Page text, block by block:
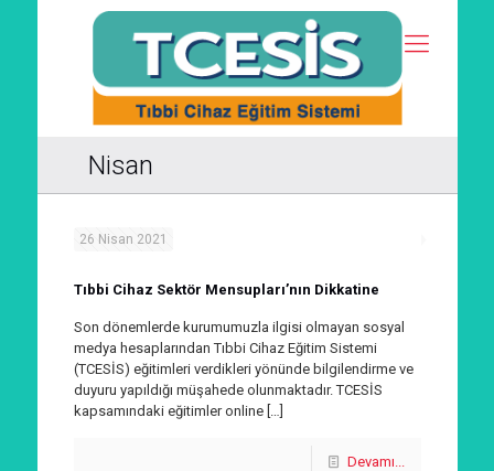
Nisan
26 Nisan 2021
Tıbbi Cihaz Sektör Mensupları’nın Dikkatine
Son dönemlerde kurumumuzla ilgisi olmayan sosyal
medya hesaplarından Tıbbi Cihaz Eğitim Sistemi
(TCESİS) eğitimleri verdikleri yönünde bilgilendirme ve
duyuru yapıldığı müşahede olunmaktadır. TCESİS
kapsamındaki eğitimler online[…]
Devamı...